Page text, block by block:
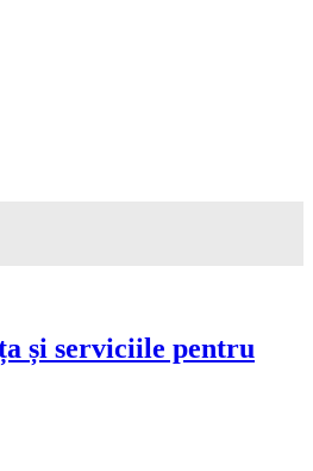
și serviciile pentru